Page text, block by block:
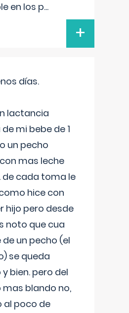
en los p...
+
días.
lactancia
mi bebe de 1
un pecho
mas leche
de cada toma le
hice con
hijo pero desde
noto que cua
un pecho (el
se queda
bien. pero del
mas blando no,
al poco de